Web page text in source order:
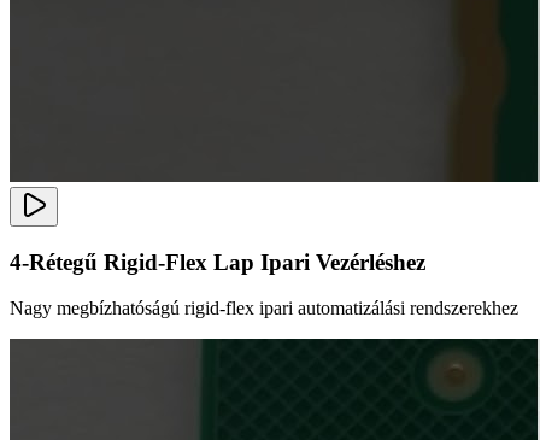
4-Rétegű Rigid-Flex Lap Ipari Vezérléshez
Nagy megbízhatóságú rigid-flex ipari automatizálási rendszerekhez